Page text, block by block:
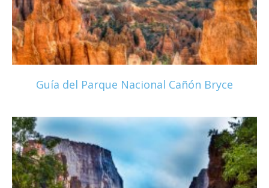
Guía del Parque Nacional Cañón Bryce